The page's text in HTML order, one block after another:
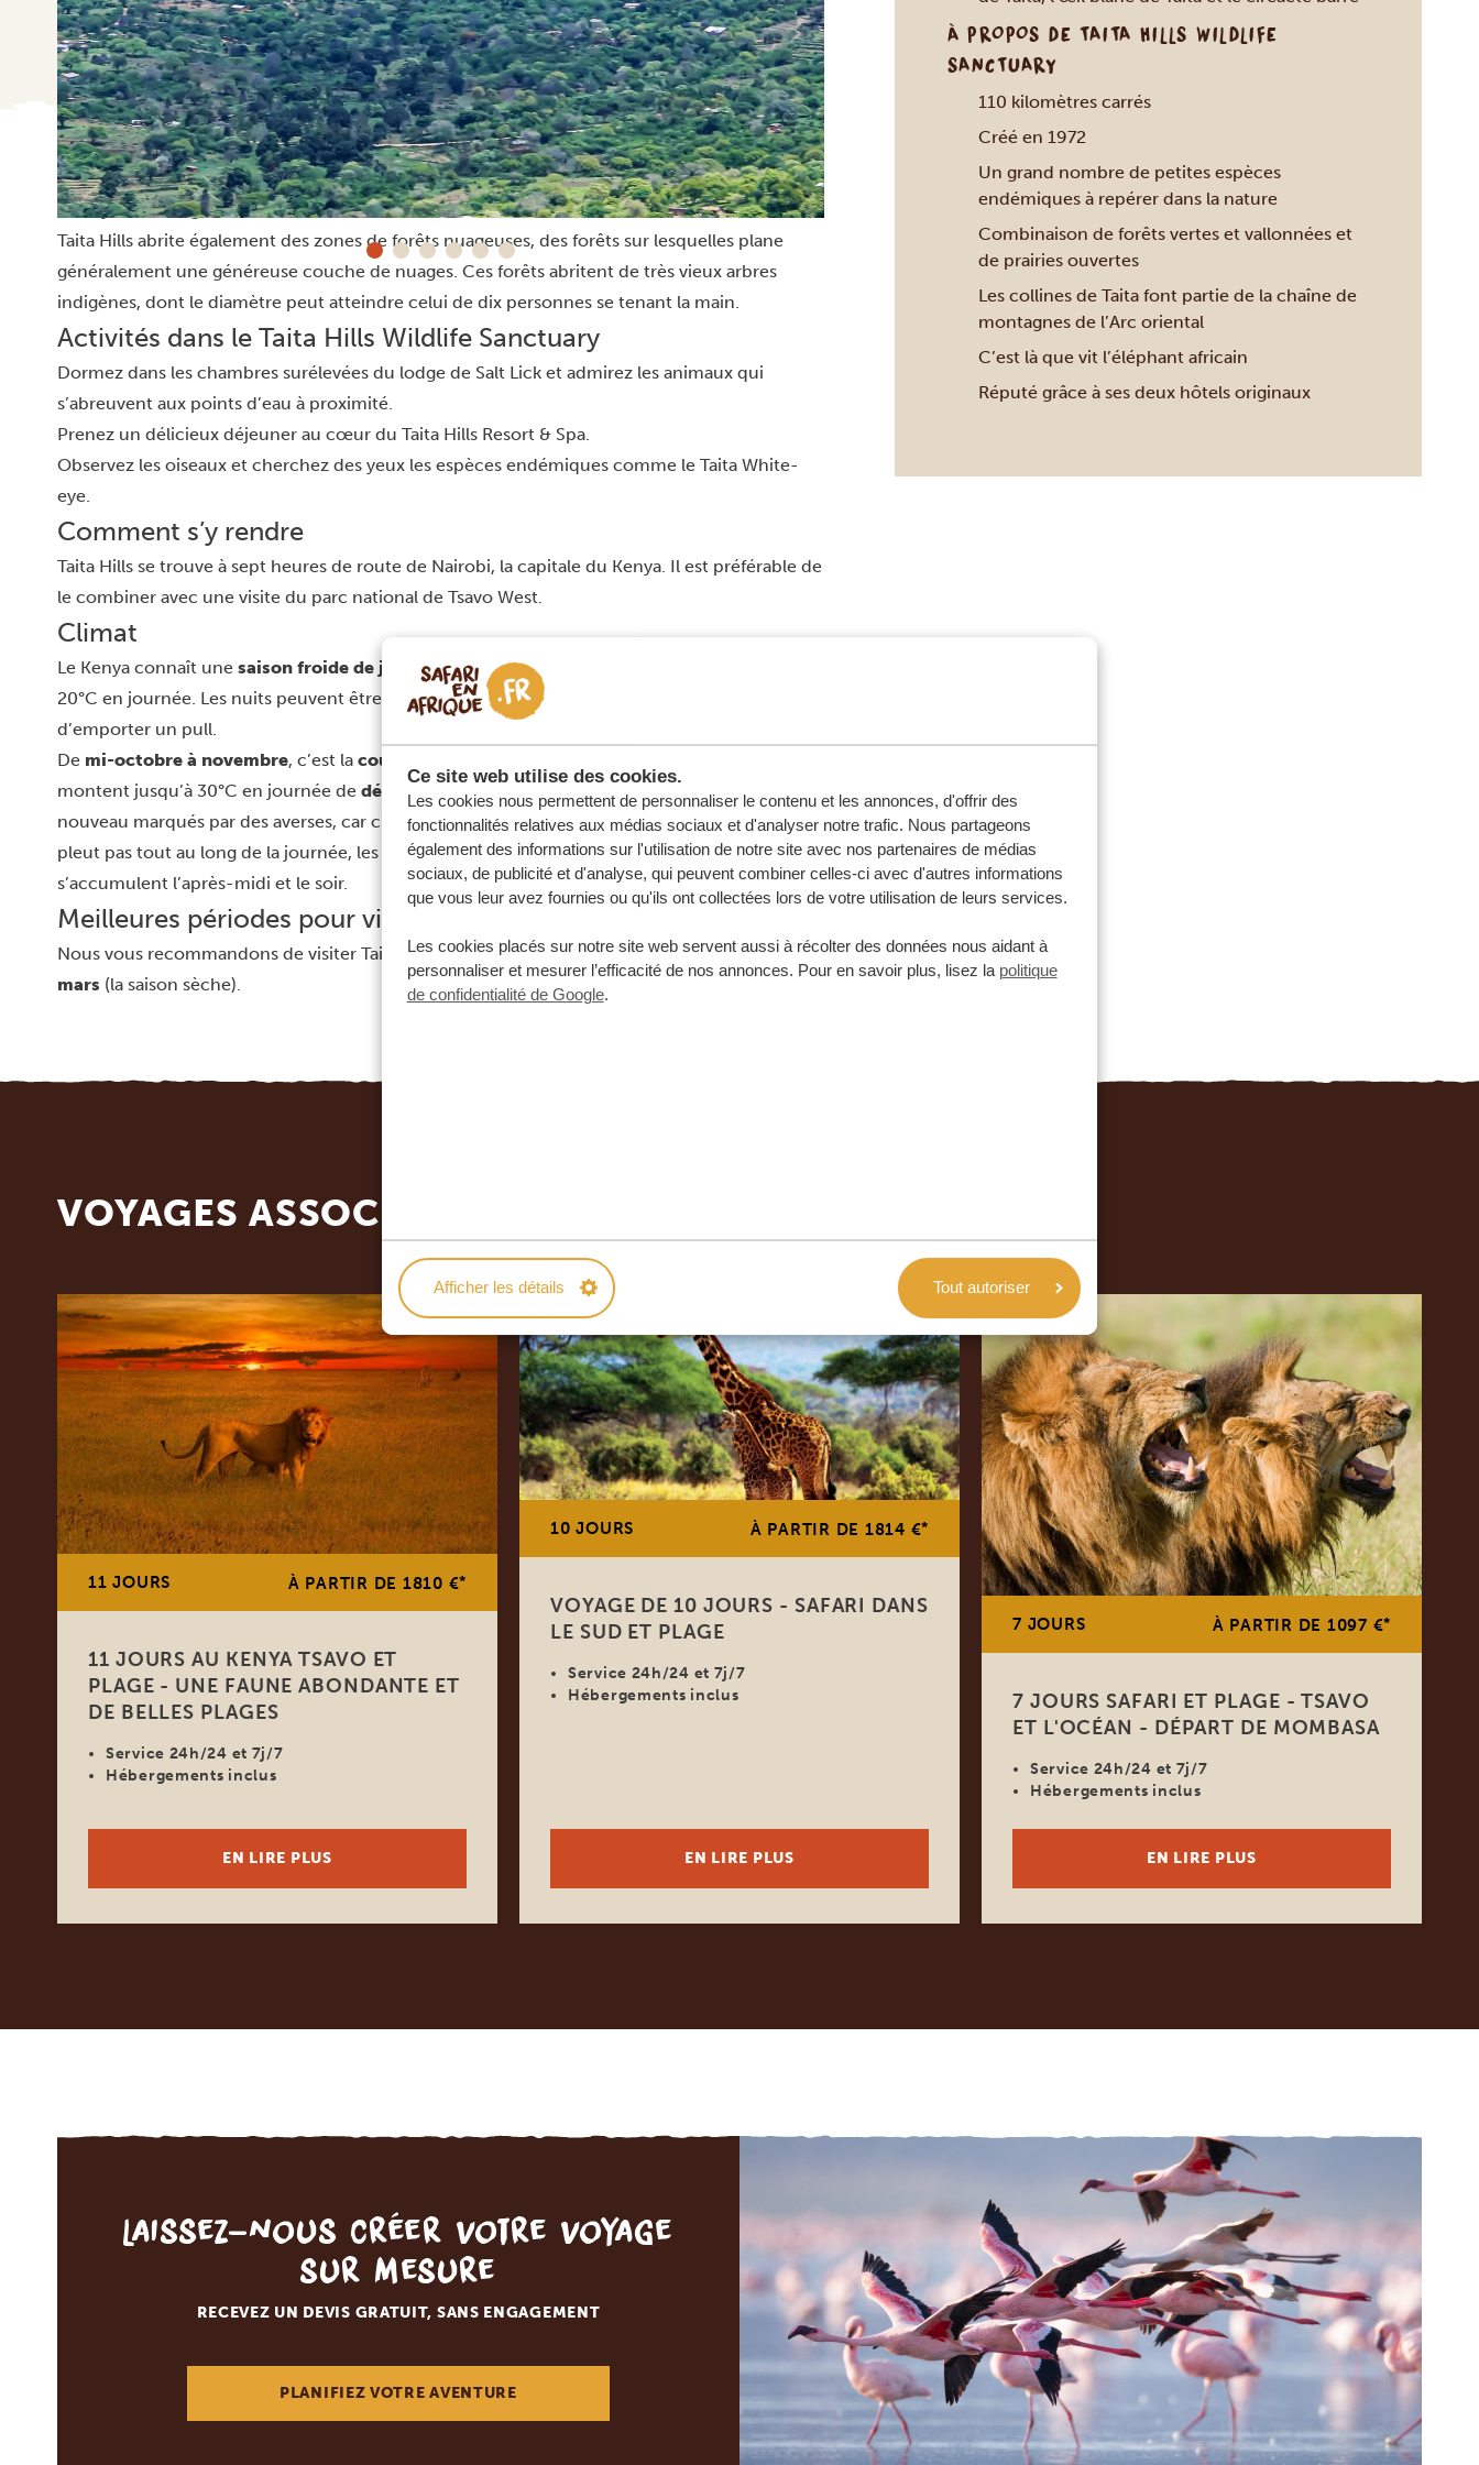
Ce site web utilise des cookies.
Les cookies nous permettent de personnaliser le contenu et les annonces, d'offrir des
fonctionnalités relatives aux médias sociaux et d'analyser notre trafic. Nous partageons
également des informations sur l'utilisation de notre site avec nos partenaires de médias
sociaux, de publicité et d'analyse, qui peuvent combiner celles-ci avec d'autres informations
que vous leur avez fournies ou qu'ils ont collectées lors de votre utilisation de leurs services.
Les cookies placés sur notre site web servent aussi à récolter des données nous aidant à
personnaliser et mesurer l’efficacité de nos annonces. Pour en savoir plus, lisez la politique
de confidentialité de Google.
Afficher les détails Tout autoriser
Outre les habitués de la faune, de nombreuses espèces endémiques peuplent les 110
kilomètres carrés de Taita Hills. Les oiseaux les plus rares (et les plus menacés) du Kenya vivent
ici. Par exemple, l’apalis de Taita et la grive de Taita y habitent. De plus, le serpent
amblyodipsas de Taita, le caméléon d’Usambara, le faucon de Taita, le zostérops de Taita et
circaète barré du sud ont aussi également élu domicile ici. Les amoureux de la grande faune
peuvent observer des éléphants africains, des lions, des guépards, des buffles, des léopards,
des hyènes, des girafes et des zèbres.
Taita Hills abrite également des zones de forêts nuageuses, des forêts sur lesquelles plane
généralement une généreuse couche de nuages. Ces forêts abritent de très vieux arbres
indigènes, dont le diamètre peut atteindre celui de dix personnes se tenant la main.
Activités dans le Taita Hills Wildlife Sanctuary
Dormez dans les chambres surélevées du lodge de Salt Lick et admirez les animaux qui
s’abreuvent aux points d’eau à proximité.
Prenez un délicieux déjeuner au cœur du Taita Hills Resort & Spa.
Observez les oiseaux et cherchez des yeux les espèces endémiques comme le Taita White-
eye.
Comment s’y rendre
Taita Hills se trouve à sept heures de route de Nairobi, la capitale du Kenya. Il est préférable de
le combiner avec une visite du parc national de Tsavo West.
Climat
Le Kenya connaît une saison froide de juin à novembreavec des températures moyennes de
20°C en journée. Les nuits peuvent être froides pendant cette saison, il est donc préférable
d’emporter un pull.
De mi-octobre à novembre, c’est la courte saison des pluies
montent jusqu’à 30°C en journée de décembre à avril . Les mois d’ avril et de mai
sont à
nouveau marqués par des averses, car c’est la longue saison des pluies. Normalement, il ne
pleut pas tout au long de la journée, les matinées sont ensoleillées et les nuages de pluie
s’accumulent l’après-midi et le soir.
Meilleures périodes pour visiter Taita Hills Wildlife Sanctuary
Nous vous recommandons de visiter Taita Hills entrejuin et novembreet entrefévrier et
mars (la saison sèche).
À PROPOS DE TAITA HILLS WILDLIFE
SANCTUARY
110 kilomètres carrés
Créé en 1972
Un grand nombre de petites espèces
endémiques à repérer dans la nature
Combinaison de forêts vertes et vallonnées et
de prairies ouvertes
Les collines de Taita font partie de la chaîne de
montagnes de l’Arc oriental
C’est là que vit l’éléphant africain
Réputé grâce à ses deux hôtels originaux
VOYAGES ASSOCIÉS
11 JOURS À PARTIR DE 1810 €*
11 JOURS AU KENYA TSAVO ET
PLAGE - UNE FAUNE ABONDANTE ET
DE BELLES PLAGES
Service 24h/24 et 7j/7
Hébergements inclus
EN LIRE PLUS
10 JOURS À PARTIR DE 1814 €*
VOYAGE DE 10 JOURS - SAFARI DANS
LE SUD ET PLAGE
Service 24h/24 et 7j/7
Hébergements inclus
EN LIRE PLUS
7 JOURS À PARTIR DE 1097 €*
7 JOURS SAFARI ET PLAGE - TSAVO
ET L'OCÉAN - DÉPART DE MOMBASA
Service 24h/24 et 7j/7
Hébergements inclus
EN LIRE PLUS
Laissez-nous créer votre voyage
sur mesure
RECEVEZ UN DEVIS GRATUIT, SANS ENGAGEMENT
PLANIFIEZ VOTRE AVENTURE